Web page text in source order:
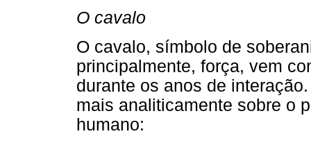
O cavalo
O cavalo, símbolo de
principalmente, força, vem
durante os anos de
mais analiticamente sobre o
humano: